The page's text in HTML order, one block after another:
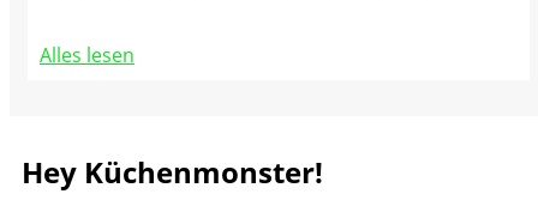
Alles lesen
Hey Küchenmonster!